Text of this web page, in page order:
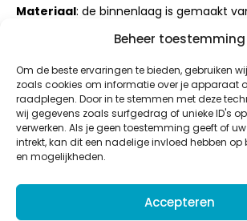
Beheer toestemming
Om de beste ervaringen te bieden, gebruiken
zoals cookies om informatie over je apparaat
raadplegen. Door in te stemmen met deze
wij gegevens zoals surfgedrag of unieke ID's
verwerken. Als je geen toestemming geeft of
intrekt, kan dit een nadelige invloed hebben
en mogelijkheden.
Accepteren
Materiaal: de binnenlaag is gemaakt
€30,00
Inloggen om te bestellen
100 op voorraad
Aquastar
Potaardestraat 58b,